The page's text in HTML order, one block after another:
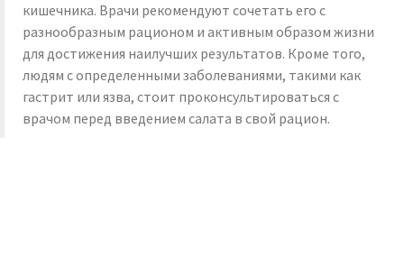
кишечника. Врачи рекомендуют сочетать его с
разнообразным рационом и активным образом жизни
для достижения наилучших результатов. Кроме того,
людям с определенными заболеваниями, такими как
гастрит или язва, стоит проконсультироваться с
врачом перед введением салата в свой рацион.